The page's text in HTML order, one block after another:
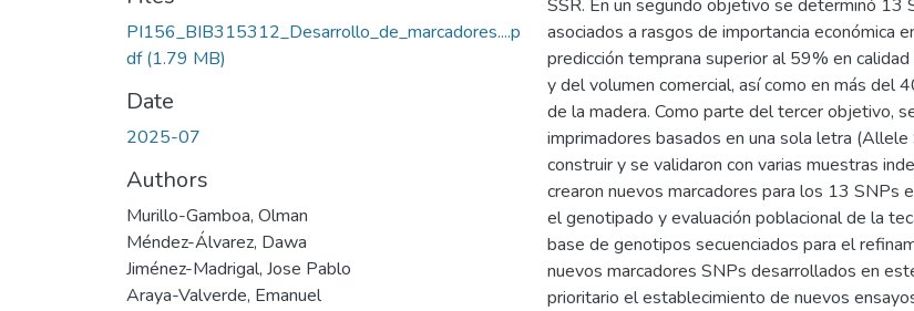
PI156_BIB315312_Desarrollo_de_marcadores....p
df(1.79 MB)
Date
2025-07
Authors
Murillo-Gamboa, Olman
Méndez-Álvarez, Dawa
Jiménez-Madrigal, Jose Pablo
Araya-Valverde, Emanuel
SSR. En un segundo objetivo se determinó
asociados a rasgos de importancia económica
predicción temprana superior al 59% en
y del volumen comercial, así como en más del
de la madera. Como parte del tercer objetivo,
imprimadores basados en una sola letra (Allele
construir y se validaron con varias muestras
crearon nuevos marcadores para los 13 SNPs
el genotipado y evaluación poblacional de la
base de genotipos secuenciados para el
nuevos marcadores SNPs desarrollados en
prioritario el establecimiento de nuevos